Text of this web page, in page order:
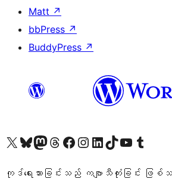
Matt ↗
bbPress ↗
BuddyPress ↗
ကျွန်ုပ်တို့၏ X (ယခင် Twitter) အကောင့်သို့ သွားရောက်ကြည့်ရှုပါကျွန်ုပ်တို့၏ Bluesky အကောင့်သို့ ဝင်ရောက်ကြည့်ရှုရန်
ကျွန်ုပ်တို့၏ Mastodon အကောင့်သို့ သွားရောက်ကြည့်ရှုပါကျွန်ုပ်တို့၏ Threads အကောင့်သို့ ဝင်ရောက်ကြည့်ရှုရန်
ကျွန်ုပ်တို့၏ Facebook စာမျက်နှာသို့ သွားရောက်ကြည့်ရှုပါကျွန်ုပ်တို့၏ Instagram အကောင့်သို့ သွားရောက်ကြည့်ရှုပါ ကျွန်ုပ်တို့၏ LinkedIn အကောင့်သို့ သွားရောက်ကြည့်ရှုပါကျွန်ုပ်တို့၏ TikTok အကောင့်သို့ ဝင်ရောက်ကြည့်ရှုရန်
ကျွန်ုပ်တို့၏ YouTube ချန်နယ်သို့ သွားရောက်ကြည့်ရှုပါ ကျွန်ုပ်တို့၏ Tumblr အကောင့်သို့ ဝင်ရောက်ကြည့်ရှုရန်
ကုဒ်ရေးသားခြင်းသည် ကဗျာသီကုံးခြင်း ဖြ